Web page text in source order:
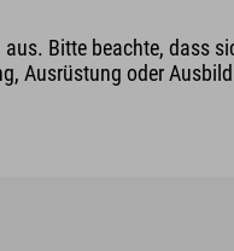
Bitte beachte, dass
Ausrüstung oder